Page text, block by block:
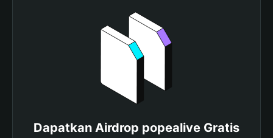
Dapatkan Airdrop popealive Gratis